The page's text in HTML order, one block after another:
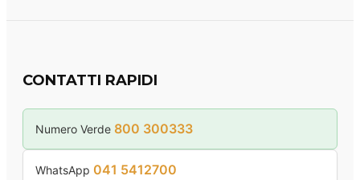
CONTATTI RAPIDI
Numero Verde 800 300333
WhatsApp 041 5412700